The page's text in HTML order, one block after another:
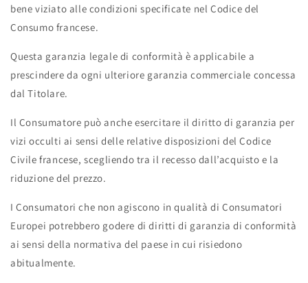
bene viziato alle condizioni specificate nel Codice del
Consumo francese.
Questa garanzia legale di conformità è applicabile a
prescindere da ogni ulteriore garanzia commerciale concessa
dal Titolare.
Il Consumatore può anche esercitare il diritto di garanzia per
vizi occulti ai sensi delle relative disposizioni del Codice
Civile francese, scegliendo tra il recesso dall’acquisto e la
riduzione del prezzo.
I Consumatori che non agiscono in qualità di Consumatori
Europei potrebbero godere di diritti di garanzia di conformità
ai sensi della normativa del paese in cui risiedono
abitualmente.